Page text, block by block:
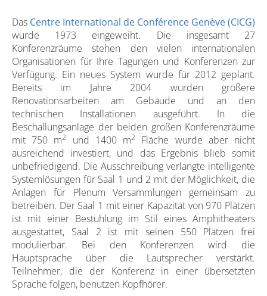
Das Centre International de Conférence Genève (CICG)
wurde 1973 eingeweiht. Die insgesamt 27
Konferenzräume stehen den vielen internationalen
Organisationen für Ihre Tagungen und Konferenzen zur
Verfügung. Ein neues System wurde für 2012 geplant.
Bereits im Jahre 2004 wurden größere
Renovationsarbeiten am Gebäude und an den
technischen Installationen ausgeführt. In die
Beschallungsanlage der beiden großen Konferenzräume
mit 750 m2 und 1400 m2
Fläche wurde aber nicht
ausreichend investiert, und das Ergebnis blieb somit
unbefriedigend. Die Ausschreibung verlangte intelligente
Systemlösungen für Saal 1 und 2 mit der Möglichkeit, die
Anlagen für Plenum Versammlungen gemeinsam zu
betreiben. Der Saal 1 mit einer Kapazität von 970 Plätzen
ist mit einer Bestuhlung im Stil eines Amphitheaters
ausgestattet, Saal 2 ist mit seinen 550 Plätzen frei
modulierbar. Bei den Konferenzen wird die
Hauptsprache über die Lautsprecher verstärkt.
Teilnehmer, die der Konferenz in einer übersetzten
Sprache folgen, benutzen Kopfhörer.